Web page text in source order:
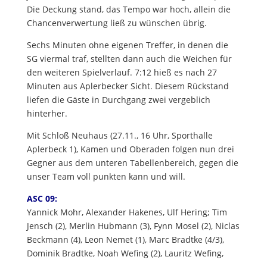
Die Deckung stand, das Tempo war hoch, allein die
Chancenverwertung ließ zu wünschen übrig.
Sechs Minuten ohne eigenen Treffer, in denen die
SG viermal traf, stellten dann auch die Weichen für
den weiteren Spielverlauf. 7:12 hieß es nach 27
Minuten aus Aplerbecker Sicht. Diesem Rückstand
liefen die Gäste in Durchgang zwei vergeblich
hinterher.
Mit Schloß Neuhaus (27.11., 16 Uhr, Sporthalle
Aplerbeck 1), Kamen und Oberaden folgen nun drei
Gegner aus dem unteren Tabellenbereich, gegen die
unser Team voll punkten kann und will.
ASC 09:
Yannick Mohr, Alexander Hakenes, Ulf Hering; Tim
Jensch (2), Merlin Hubmann (3), Fynn Mosel (2), Niclas
Beckmann (4), Leon Nemet (1), Marc Bradtke (4/3),
Dominik Bradtke, Noah Wefing (2), Lauritz Wefing,